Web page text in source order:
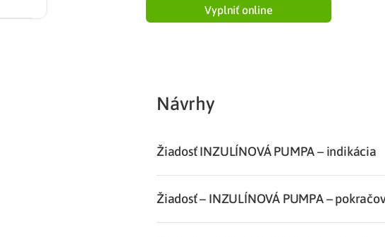
Vyplniť online
Návrhy
Žiadosť INZULÍNOVÁ PUMPA – indikácia
Žiadosť – INZULÍNOVÁ PUMPA –